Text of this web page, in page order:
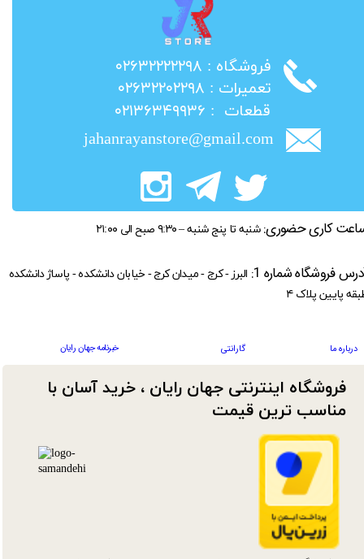
​فروشگاه : ۰۲۶۳۲۲۲۲۲۹۸
​تعمیرات : ۰۲۶۳۲۲۰۲۲۹۸
​قطعات : ۰۲۱۳۶۳۴۹۹۳۶
jahanrayanstore@gmail.com
فروشگاه اینترنتی جهان رایان ، خرید آسان با
مناسب ترین قیمت​​​​​​​
کاری حضوری: شنبه تا پنج شنبه – ۹:۳۰ صبح الی ۲۱:۰۰
درباره ما گارانتی خبرنامه جهان رایان
فروشگاه شماره 1:
البرز - کرج - میدان کرج - خیابان دانشکده - پاساژ دانشکده
پایین پلاک ۴